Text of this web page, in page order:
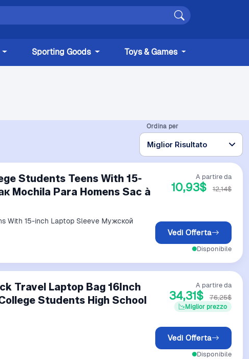
Sporting Goods Toys & Games
Ordina per
Students Teens With 15-
Mochila Para Homens Sac à
With 15-inch Laptop Sleeve Мужской
A partire da
10,93$ 12,14$
Vedi Offerta
Disponibile
Travel Laptop Bag 16Inch
Students High School
A partire da
34,31$ 76,25$
Miglior prezzo
Vedi Offerta
Disponibile